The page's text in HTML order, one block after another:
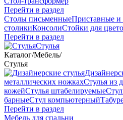
Перейти в раздел
Столы письменныеПриставные и
столикиКонсолиСтойки для
Перейти в раздел
Стулья
Каталог/Мебель/
Стулья
металлических ножкахСтулья из
кожейСтулья штабелируемые
барныеСтул компьютерный
Перейти в раздел
Мебель для спальни